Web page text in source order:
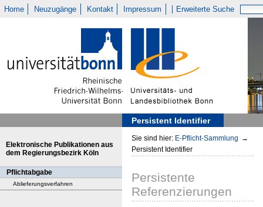
Home Neuzugänge Kontakt Impressum Erweiterte Suche
Persistent Identifier
Elektronische Publikationen aus
dem Regierungsbezirk Köln
Pflichtabgabe
Ablieferungsverfahren
Sie sind hier: E-Pflicht-Sammlung →
Persistent Identifier
Persistente
Referenzierungen